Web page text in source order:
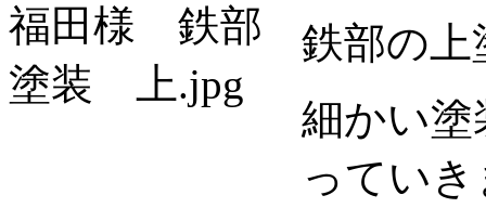
鉄部の上
細かい塗
ってい